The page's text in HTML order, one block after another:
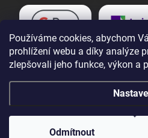
Používáme cookies, abychom
prohlížení webu a díky analýze
zlepšovali jeho funkce, výkon a
Odmítnout
Copyright 2026Tomek nářadí s.r.o..